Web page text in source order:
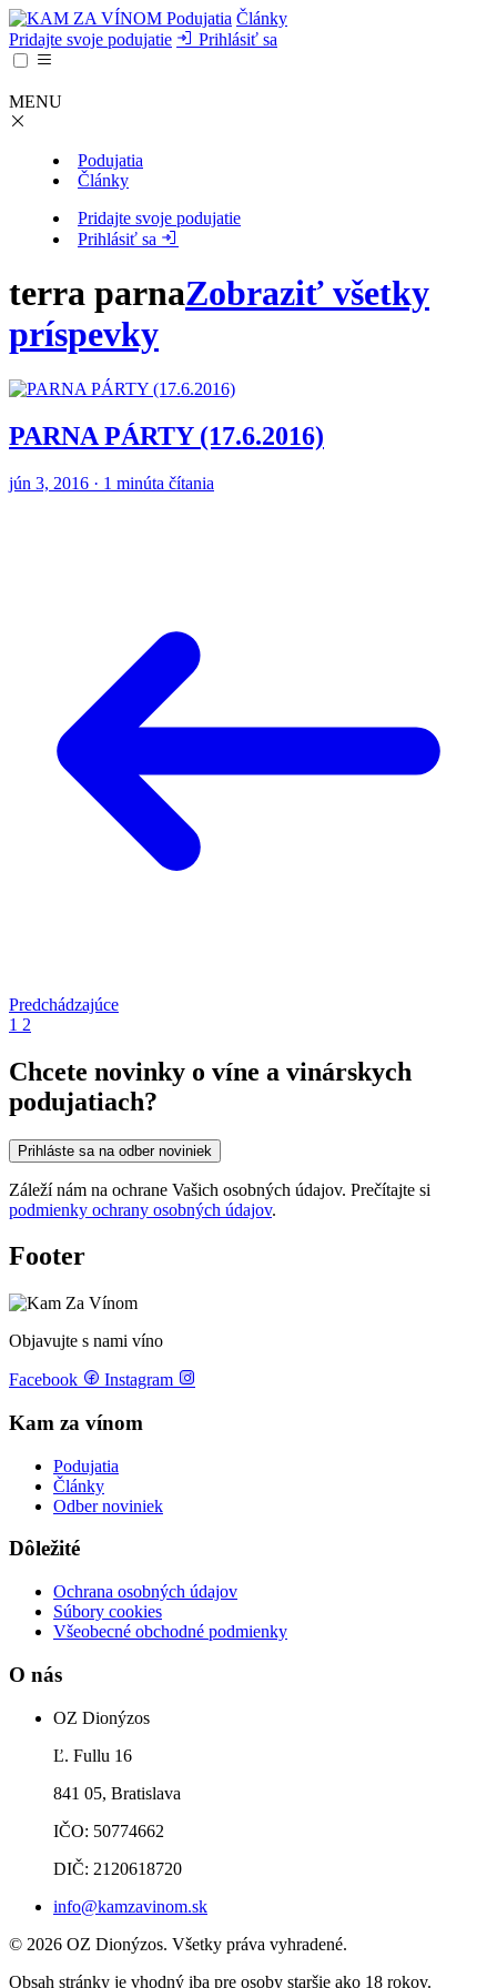
Podujatia Články
Pridajte svoje podujatie
Prihlásiť sa
MENU
Podujatia
Články
Pridajte svoje podujatie
Prihlásiť sa
terra parnaZobraziť všetky
príspevky
PARNA PÁRTY (17.6.2016)
jún 3, 2016 · 1 minúta čítania
Predchádzajúce
1 2
Chcete novinky o víne a vinárskych
podujatiach?
Prihláste sa na odber noviniek
Záleží nám na ochrane Vašich osobných údajov. Prečítajte si
podmienky ochrany osobných údajov.
Footer
Objavujte s nami víno
Facebook Instagram
Kam za vínom
Podujatia
Články
Odber noviniek
Dôležité
Ochrana osobných údajov
Súbory cookies
Všeobecné obchodné podmienky
O nás
OZ Dionýzos
Ľ. Fullu 16
841 05, Bratislava
IČO: 50774662
DIČ: 2120618720
info@kamzavinom.sk
© 2026 OZ Dionýzos. Všetky práva vyhradené.
Obsah stránky je vhodný iba pre osoby staršie ako 18 rokov.